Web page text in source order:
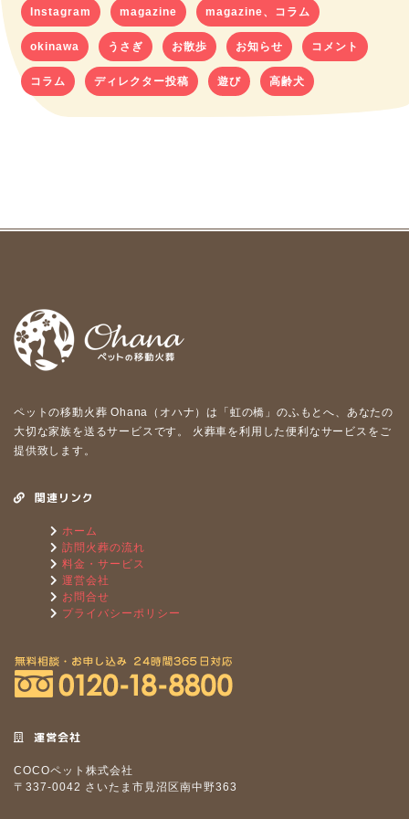
Instagram magazine magazine、コラム
okinawa うさぎ お散歩 お知らせ コメント
コラム ディレクター投稿 遊び 高齢犬
ペットの移動⽕葬 Ohana（オハナ）は「虹の橋」のふもとへ、あなたの
⼤切な家族を送るサービスです。 ⽕葬⾞を利⽤した便利なサービスをご
提供致します。
関連リンク
ホーム
訪問火葬の流れ
料金・サービス
運営会社
お問合せ
プライバシーポリシー
運営会社
COCOペット株式会社
〒337-0042 さいたま市見沼区南中野363